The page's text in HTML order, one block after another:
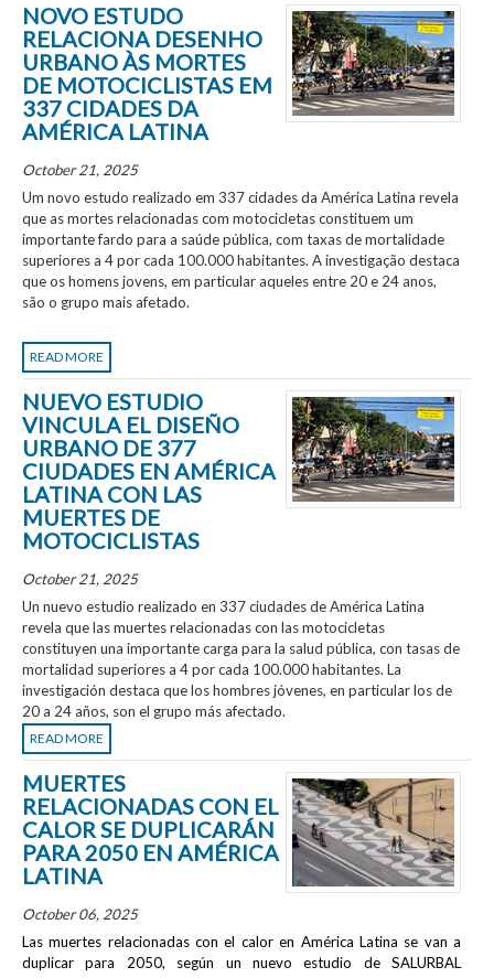
NOVO ESTUDO
RELACIONA DESENHO
URBANO ÀS MORTES
DE MOTOCICLISTAS EM
337 CIDADES DA
AMÉRICA LATINA
October 21, 2025
Um novo estudo realizado em 337 cidades da América Latina revela
que as mortes relacionadas com motocicletas constituem um
importante fardo para a saúde pública, com taxas de mortalidade
superiores a 4 por cada 100.000 habitantes. A investigação destaca
que os homens jovens, em particular aqueles entre 20 e 24 anos,
são o grupo mais afetado.
READ MORE
NUEVO ESTUDIO
VINCULA EL DISEÑO
URBANO DE 377
CIUDADES EN AMÉRICA
LATINA CON LAS
MUERTES DE
MOTOCICLISTAS
October 21, 2025
Un nuevo estudio realizado en 337 ciudades de América Latina
revela que las muertes relacionadas con las motocicletas
constituyen una importante carga para la salud pública, con tasas de
mortalidad superiores a 4 por cada 100.000 habitantes. La
investigación destaca que los hombres jóvenes, en particular los de
20 a 24 años, son el grupo más afectado.
READ MORE
MUERTES
RELACIONADAS CON EL
CALOR SE DUPLICARÁN
PARA 2050 EN AMÉRICA
LATINA
October 06, 2025
Las muertes relacionadas con el calor en América Latina se van a
duplicar para 2050, según un nuevo estudio de SALURBAL